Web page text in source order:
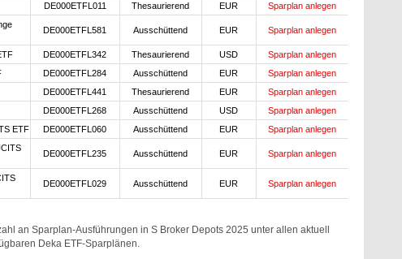
DE000ETFL011 Thesaurierend EUR
Sparplan anlegen
DE000ETFL581 Ausschüttend EUR Sparplan anlegen
DE000ETFL342 Thesaurierend USD
Sparplan anlegen
DE000ETFL284 Ausschüttend EUR
Sparplan anlegen
DE000ETFL441 Thesaurierend EUR
Sparplan anlegen
DE000ETFL268 Ausschüttend USD
Sparplan anlegen
ETF
DE000ETFL060 Ausschüttend EUR
Sparplan anlegen
DE000ETFL235 Ausschüttend EUR Sparplan anlegen
DE000ETFL029 Ausschüttend EUR Sparplan anlegen
an Sparplan-Ausführungen in S Broker Depots 2025 unter allen aktuell
Deka ETF-Sparplänen.